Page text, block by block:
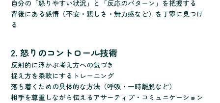
自分の「怒りやすい状況」と「反応のパターン」を把握する
背後にある感情（不安・悲しさ・無力感など）を丁寧に見つけ
る
2. 怒りのコントロール技術
反射的に浮かぶ考え方への気づき
捉え方を柔軟にするトレーニング
落ち着くための具体的な方法（呼吸・一時離脱など）
相手を尊重しながら伝えるアサーティブ・コミュニケーション